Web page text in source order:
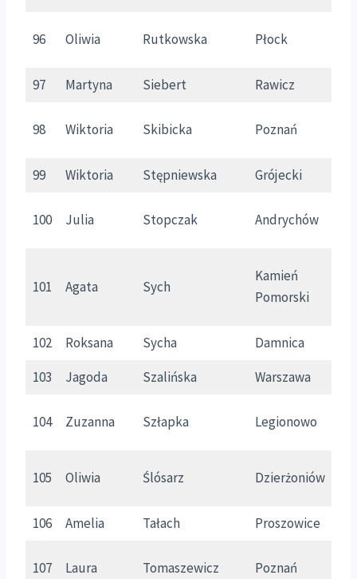
96 Oliwia Rutkowska Płock
97 Martyna Siebert Rawicz
98 Wiktoria Skibicka Poznań
99 Wiktoria Stępniewska Grójecki
100 Julia Stopczak Andrychów
101 Agata Sych
Kamień
Pomorski
102 Roksana Sycha Damnica
103
Jagoda Szalińska Warszawa
104 Zuzanna Szłapka Legionowo
105 Oliwia Ślósarz Dzierżoniów
106 Amelia Tałach Proszowice
107 Laura Tomaszewicz Poznań